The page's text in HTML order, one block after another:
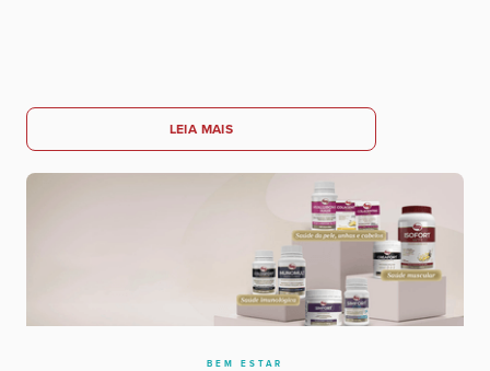
LEIA MAIS
BEM ESTAR